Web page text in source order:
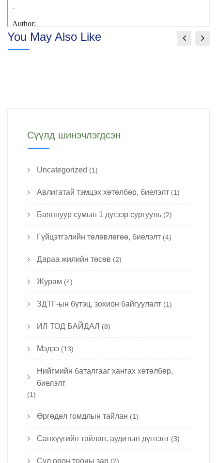
You May Also Like
Сүүлд шинэчлэгдсэн
Uncategorized (1)
Авлигатай тэмцэх хөтөлбөр, биелэлт (1)
Баяннуур сумын 1 дүгээр сургууль (2)
Гүйцэтгэлийн төлөвлөгөө, биелэлт (4)
Дараа жилийн төсөв (2)
Журам (4)
ЗДТГ-ын бүтэц, зохион байгуулалт (1)
ИЛ ТОД БАЙДАЛ (8)
Мэдээ (13)
Нийгмийн баталгааг хангах хөтөлбөр,
биелэлт
(1)
Өргөдөл гомдлын тайлан (1)
Санхүүгийн тайлан, аудитын дүгнэлт (3)
Сул орон тооны зар (2)